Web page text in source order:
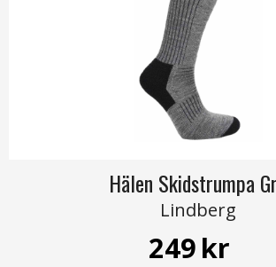
Hälen Skidstrumpa
Lindberg
249kr